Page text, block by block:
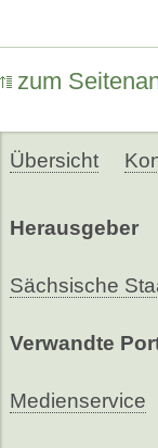
zum
Übersicht
Herausgeber
Sächsische
Verwandte
Medienservice